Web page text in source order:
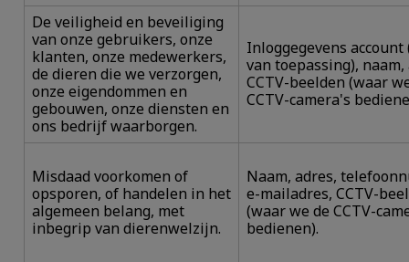
De veiligheid en beveiliging
van onze gebruikers, onze
klanten, onze medewerkers,
de dieren die we verzorgen,
onze eigendommen en
gebouwen, onze diensten en
ons bedrijf waarborgen.
Inloggegevens
van toepassing), naam,
CCTV-beelden (waar
CCTV-camera's
Misdaad voorkomen of
opsporen, of handelen in het
algemeen belang, met
inbegrip van dierenwelzijn.
Naam, adres,
e-mailadres, CCTV-
(waar we de CCTV-
bedienen).